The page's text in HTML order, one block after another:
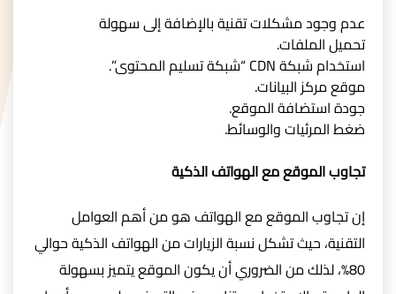
عدم وجود مشكلات تقنية بالإضافة إلى سهولة
تحميل الملفات.
استخدام شبكة CDN “شبكة تسليم المحتوى”.
موقع مركز البيانات.
جودة استضافة الموقع.
ضغط المرئيات والوسائط.
تجاوب الموقع مع الهواتف الذكية
إن تجاوب الموقع مع الهواتف هو من أهم العوامل
التقنية، حيث تشكل نسبة الزيارات من الهواتف الذكية حوالي
80%، لذلك من الضروري أن يكون الموقع يتميز بسهولة